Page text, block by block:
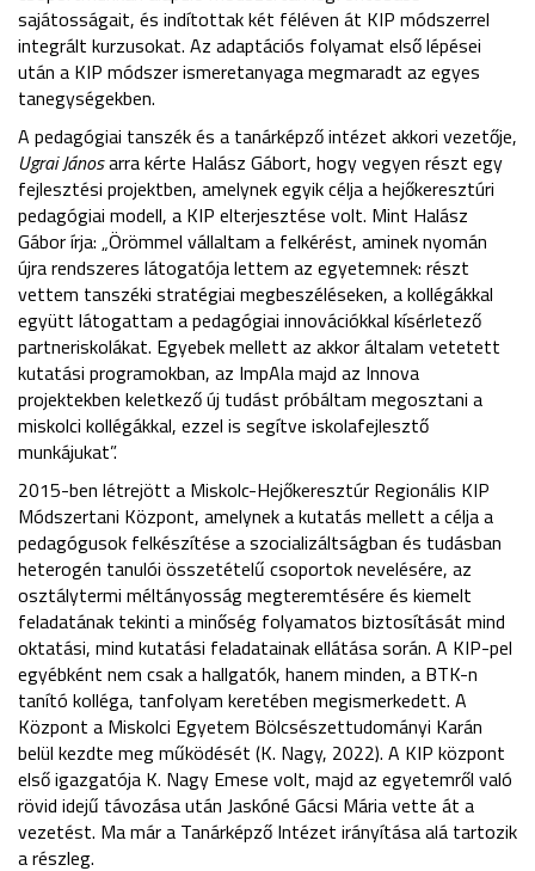
sajátosságait, és indítottak két féléven át KIP módszerrel
integrált kurzusokat. Az adaptációs folyamat első lépései
után a KIP módszer ismeretanyaga megmaradt az egyes
tanegységekben.
A pedagógiai tanszék és a tanárképző intézet akkori vezetője,
Ugrai Jánosarra kérte Halász Gábort, hogy vegyen részt egy
fejlesztési projektben, amelynek egyik célja a hejőkeresztúri
pedagógiai modell, a KIP elterjesztése volt. Mint Halász
Gábor írja: „Örömmel vállaltam a felkérést, aminek nyomán
újra rendszeres látogatója lettem az egyetemnek: részt
vettem tanszéki stratégiai megbeszéléseken, a kollégákkal
együtt látogattam a pedagógiai innovációkkal kísérletező
partneriskolákat. Egyebek mellett az akkor általam vetetett
kutatási programokban, az ImpAla majd az Innova
projektekben keletkező új tudást próbáltam megosztani a
miskolci kollégákkal, ezzel is segítve iskolafejlesztő
munkájukat”.
2015-ben létrejött a Miskolc-Hejőkeresztúr Regionális KIP
Módszertani Központ, amelynek a kutatás mellett a célja a
pedagógusok felkészítése a szocializáltságban és tudásban
heterogén tanulói összetételű csoportok nevelésére, az
osztálytermi méltányosság megteremtésére és kiemelt
feladatának tekinti a minőség folyamatos biztosítását mind
oktatási, mind kutatási feladatainak ellátása során. A KIP-pel
egyébként nem csak a hallgatók, hanem minden, a BTK-n
tanító kolléga, tanfolyam keretében megismerkedett. A
Központ a Miskolci Egyetem Bölcsészettudományi Karán
belül kezdte meg működését (K. Nagy, 2022). A KIP központ
első igazgatója K. Nagy Emese volt, majd az egyetemről való
rövid idejű távozása után Jaskóné Gácsi Mária vette át a
vezetést. Ma már a Tanárképző Intézet irányítása alá tartozik
a részleg.